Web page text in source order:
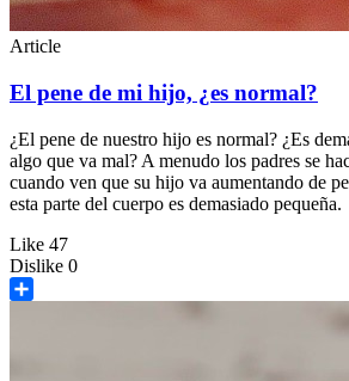
Article
El pene de mi hijo, ¿es normal?
¿El pene de nuestro hijo es normal? ¿Es
algo que va mal? A menudo los padres se
cuando ven que su hijo va aumentando de
esta parte del cuerpo es demasiado pequeña.
Like 47
Dislike 0